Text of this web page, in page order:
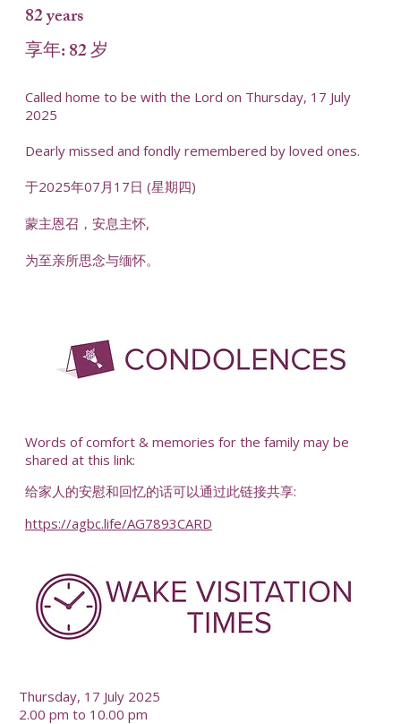
82 years
享年: 82 岁
Called home to be with the Lord on Thursday, 17 July
2025
Dearly missed and fondly remembered by loved ones.
于2025年07月17日 (星期四)
蒙主恩召，安息主怀,
为至亲所思念与缅怀。
Words of comfort & memories for the family may be
shared at this link:
给家人的安慰和回忆的话可以通过此链接共享:
https://agbc.life/AG7893CARD
Thursday, 17 July 2025
2.00 pm to 10.00 pm